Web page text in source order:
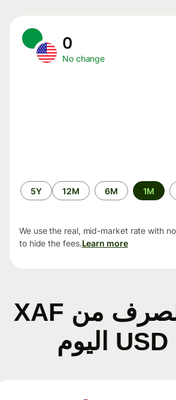
No change
1M
6M
12M
5Y
We use the real, mid-market rate with
to hide the fees.Learn more
أسعار الصرف من XAF